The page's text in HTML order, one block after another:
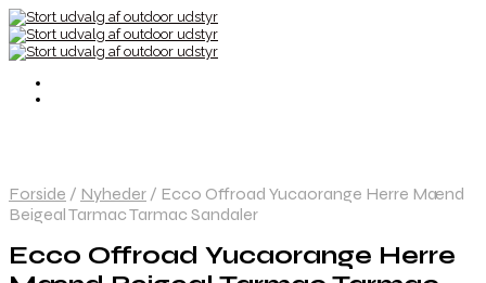
Forside / Nyheder / Ecco Offroad Yucaorange Herre Mænd
Beigeal Tarmac Tarmac Sandaler
Ecco Offroad Yucaorange Herre